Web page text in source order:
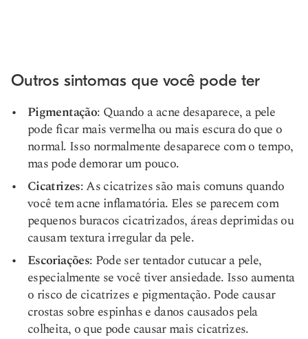
Outros sintomas que você pode ter
Pigmentação: Quando a acne desaparece, a pele
pode ficar mais vermelha ou mais escura do que o
normal. Isso normalmente desaparece com o tempo,
mas pode demorar um pouco.
Cicatrizes: As cicatrizes são mais comuns quando
você tem acne inflamatória. Eles se parecem com
pequenos buracos cicatrizados, áreas deprimidas ou
causam textura irregular da pele.
Escoriações: Pode ser tentador cutucar a pele,
especialmente se você tiver ansiedade. Isso aumenta
o risco de cicatrizes e pigmentação. Pode causar
crostas sobre espinhas e danos causados pela
colheita, o que pode causar mais cicatrizes.